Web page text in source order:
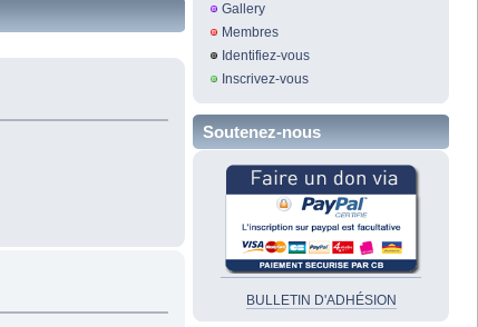
Gallery
Membres
Identifiez-vous
Inscrivez-vous
Soutenez-nous
BULLETIN D'ADHÉSION